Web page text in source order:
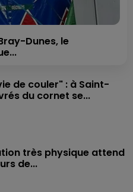
Dunes, le
de couler" : à Saint-
du cornet se...
très physique attend
de...